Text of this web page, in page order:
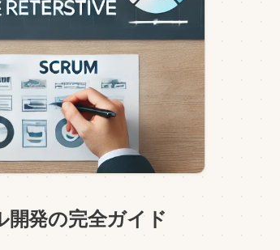
発の完全ガイド